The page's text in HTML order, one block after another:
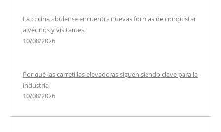
La cocina abulense encuentra nuevas formas de conquistar
a vecinos y visitantes
10/08/2026
Por qué las carretillas elevadoras siguen siendo clave para la
industria
10/08/2026